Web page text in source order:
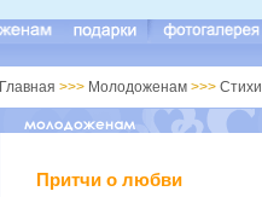
Главная >>> Молодоженам >>>
Притчи о любви